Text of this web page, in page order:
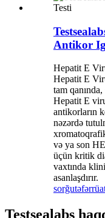
Antikor
Hepatit E
Hepatit E
tam
Hepatit E
antikorların
nəzərdə
və ya son
üçün kritik
vaxtında
asanlaşdırır.
sorğu
Testsealabs